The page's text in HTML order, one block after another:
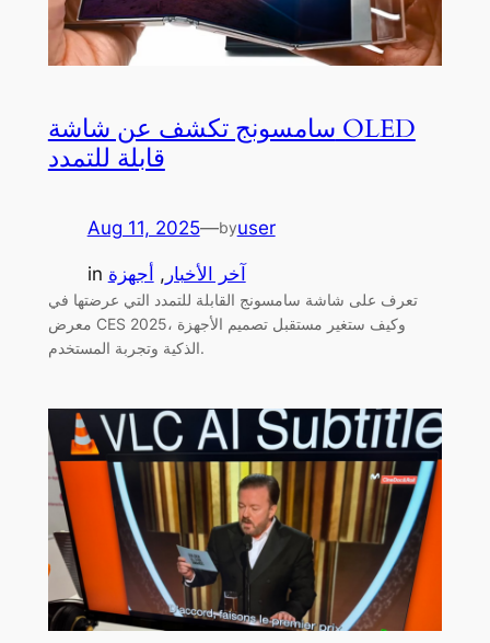
سامسونج تكشف عن شاشة OLED
قابلة للتمدد
Aug 11, 2025—byuser
in آخر الأخبار , أجهزة
تعرف على شاشة سامسونج القابلة للتمدد التي عرضتها في
معرض CES 2025، وكيف ستغير مستقبل تصميم الأجهزة
الذكية وتجربة المستخدم.